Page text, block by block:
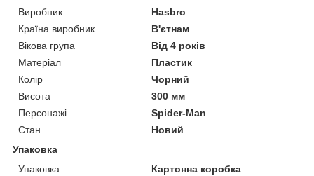
Виробник
Hasbro
Країна виробник
В'єтнам
Вікова група
Від 4 років
Матеріал
Пластик
Колір
Чорний
Висота
300 мм
Персонажі
Spider-Man
Стан
Новий
Упаковка
Упаковка
Картонна коробка